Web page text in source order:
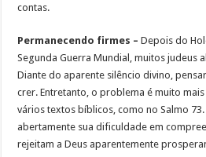
contas.
Permanecendo firmes – Depois do
Segunda Guerra Mundial, muitos judeus
Diante do aparente silêncio divino,
crer. Entretanto, o problema é muito
vários textos bíblicos, como no Salmo
abertamente sua dificuldade em
rejeitam a Deus aparentemente